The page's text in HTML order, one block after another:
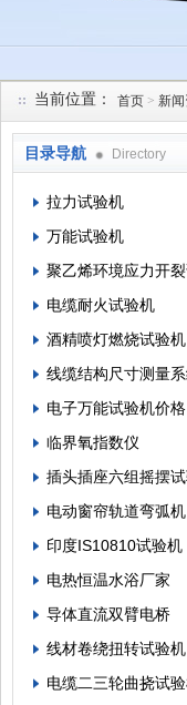
当前位置： 首页 > 新
目录导航 Directory
拉力试验机
万能试验机
聚乙烯环境应力开
电缆耐火试验机
酒精喷灯燃烧试验机
线缆结构尺寸测量
电子万能试验机价格
临界氧指数仪
插头插座六组摇摆
电动窗帘轨道弯弧机
印度IS10810试验机
电热恒温水浴厂家
导体直流双臂电桥
线材卷绕扭转试验机
电缆二三轮曲挠试